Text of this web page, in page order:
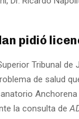
pidió
Tribunal de
de salud
la consulta de